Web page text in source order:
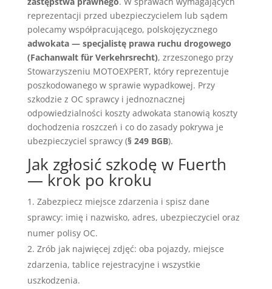
reprezentacji przed ubezpieczycielem lub sądem
polecamy współpracującego, polskojęzycznego
adwokata — specjalistę prawa ruchu drogowego
(Fachanwalt für Verkehrsrecht), zrzeszonego przy
Stowarzyszeniu MOTOEXPERT, który reprezentuje
poszkodowanego w sprawie wypadkowej. Przy
szkodzie z OC sprawcy i jednoznacznej
odpowiedzialności koszty adwokata stanowią koszty
dochodzenia roszczeń i co do zasady pokrywa je
ubezpieczyciel sprawcy (§ 249 BGB).
Jak zgłosić szkodę w Fuerth
— krok po kroku
Zabezpiecz miejsce zdarzenia i spisz dane
sprawcy: imię i nazwisko, adres, ubezpieczyciel oraz
numer polisy OC.
Zrób jak najwięcej zdjęć: oba pojazdy, miejsce
zdarzenia, tablice rejestracyjne i wszystkie
uszkodzenia.